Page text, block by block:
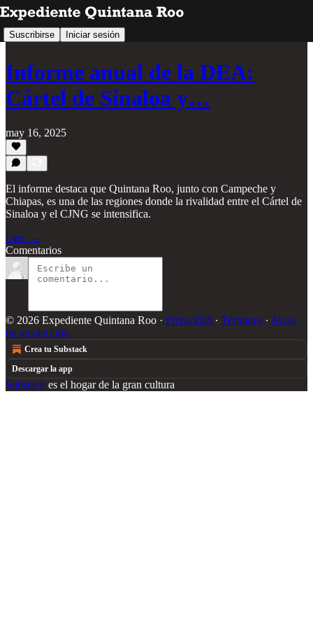
Suscribirse Iniciar sesión
Informe anual de la DEA:
Cártel de Sinaloa y…
may 16, 2025
El informe destaca que Quintana Roo, junto con Campeche y
Chiapas, es una de las regiones donde la rivalidad entre el Cártel de
Sinaloa y el CJNG se intensifica.
Leer →
Comentarios
© 2026 Expediente Quintana Roo · Privacidad ∙ Términos ∙ Aviso
de recolección
Crea tu Substack
Descargar la app
Substack es el hogar de la gran cultura